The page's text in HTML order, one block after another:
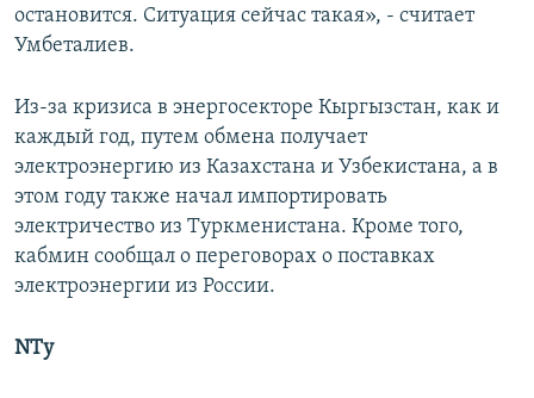
остановится. Ситуация сейчас такая», - считает
Умбеталиев.
Из-за кризиса в энергосекторе Кыргызстан, как и
каждый год, путем обмена получает
электроэнергию из Казахстана и Узбекистана, а в
этом году также начал импортировать
электричество из Туркменистана. Кроме того,
кабмин сообщал о переговорах о поставках
электроэнергии из России.
NTy